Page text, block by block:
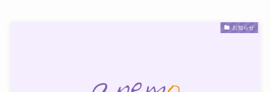
お知らせ